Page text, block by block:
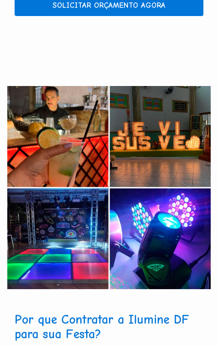
SOLICITAR ORÇAMENTO AGORA
Por que Contratar a Ilumine DF
para sua Festa?